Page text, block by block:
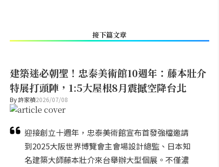
接下篇文章
建築迷必朝聖！忠泰美術館10週年：藤本壯介
特展打頭陣，1:5大屋根8月震撼空降台北
By許家禎2026/07/08
迎接創立十週年，忠泰美術館宣布首發強檔邀請
到2025大阪世界博覽會主會場設計總監、日本知
名建築大師藤本壯介來台舉辦大型個展。不僅濃